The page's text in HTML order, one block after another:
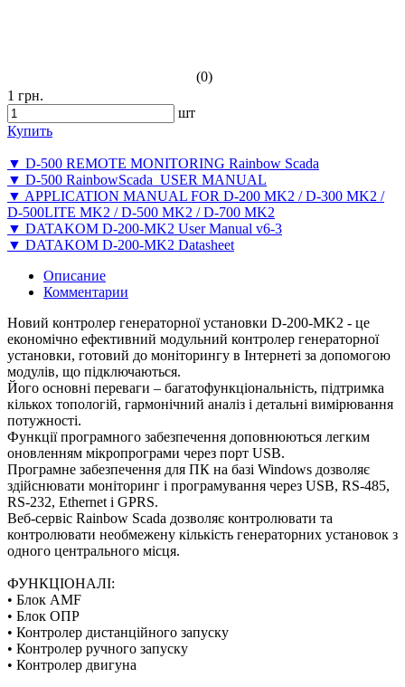
(0)
1 грн.
шт
Купить
▼ D-500 REMOTE MONITORING Rainbow Scada
▼ D-500 RainbowScada_USER MANUAL
▼ APPLICATION MANUAL FOR D-200 MK2 / D-300 MK2 /
D-500LITE MK2 / D-500 MK2 / D-700 MK2
▼ DATAKOM D-200-MK2 User Manual v6-3
▼ DATAKOM D-200-MK2 Datasheet
Описание
Комментарии
Новий контролер генераторної установки D-200-MK2 - це
економічно ефективний модульний контролер генераторної
установки, готовий до моніторингу в Інтернеті за допомогою
модулів, що підключаються.
Його основні переваги – багатофункціональність, підтримка
кількох топологій, гармонічний аналіз і детальні вимірювання
потужності.
Функції програмного забезпечення доповнюються легким
оновленням мікропрограми через порт USB.
Програмне забезпечення для ПК на базі Windows дозволяє
здійснювати моніторинг і програмування через USB, RS-485,
RS-232, Ethernet і GPRS.
Веб-сервіс Rainbow Scada дозволяє контролювати та
контролювати необмежену кількість генераторних установок з
одного центрального місця.
ФУНКЦІОНАЛІ:
• Блок AMF
• Блок ОПР
• Контролер дистанційного запуску
• Контролер ручного запуску
• Контролер двигуна